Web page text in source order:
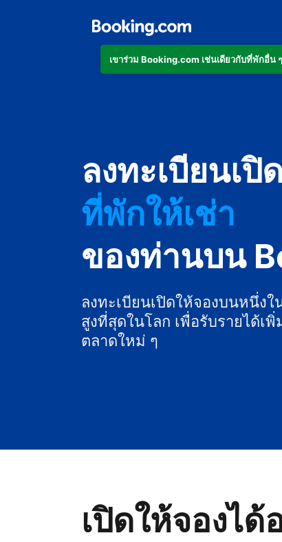
เข้าร่วม Booking.com เช่นเดียวกับที่พักอื่น
ลงทะเบียนเปิ
โรงแรม
ที่พักให้เช่า
เกสต์เฮาส์
บีแอนด์บี
ของท่านบน
ลงทะเบียนเปิดให้จองบนหนึ่ง
สูงที่สุดในโลก เพื่อรับรายได้เ
ตลาดใหม่ ๆ
เปิดให้จองได้